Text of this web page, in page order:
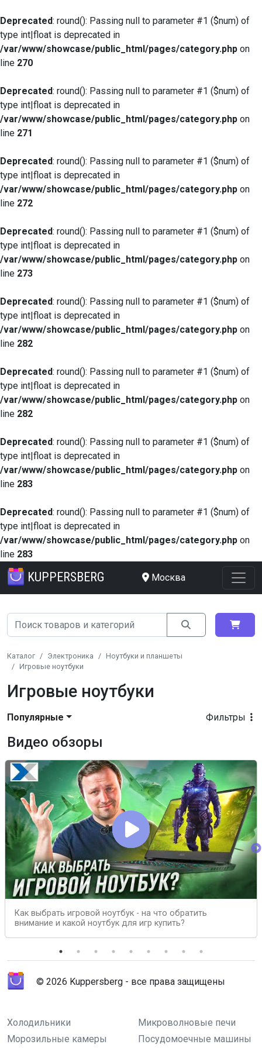
Deprecated: round(): Passing null to parameter #1 ($num) of
type int|float is deprecated in
/var/www/showcase/public_html/pages/category.php on
line 270
Deprecated: round(): Passing null to parameter #1 ($num) of
type int|float is deprecated in
/var/www/showcase/public_html/pages/category.php on
line 271
Deprecated: round(): Passing null to parameter #1 ($num) of
type int|float is deprecated in
/var/www/showcase/public_html/pages/category.php on
line 272
Deprecated: round(): Passing null to parameter #1 ($num) of
type int|float is deprecated in
/var/www/showcase/public_html/pages/category.php on
line 273
Deprecated: round(): Passing null to parameter #1 ($num) of
type int|float is deprecated in
/var/www/showcase/public_html/pages/category.php on
line 282
Deprecated: round(): Passing null to parameter #1 ($num) of
type int|float is deprecated in
/var/www/showcase/public_html/pages/category.php on
line 282
Deprecated: round(): Passing null to parameter #1 ($num) of
type int|float is deprecated in
/var/www/showcase/public_html/pages/category.php on
line 283
Deprecated: round(): Passing null to parameter #1 ($num) of
type int|float is deprecated in
/var/www/showcase/public_html/pages/category.php on
line 283
KUPPERSBERG Москва
Каталог Электроника
Ноутбуки и планшеты
Игровые ноутбуки
Игровые ноутбуки
Фильтры
Популярные
Видео обзоры
Как выбрать игровой ноутбук - на что обратить
внимание и какой ноутбук для игр купить?
© 2026 Kuppersberg - все права защищены
Холодильники
Микроволновые печи
Морозильные камеры
Посудомоечные машины